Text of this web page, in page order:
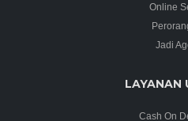
Online
Jadi
LAYANAN
Cash On